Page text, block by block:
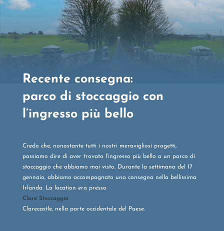
Recente consegna:
parco di stoccaggio con
l’ingresso più bello
Credo che, nonostante tutti i nostri meravigliosi progetti,
possiamo dire di aver trovato l’ingresso più bello a un parco di
stoccaggio che abbiamo mai visto. Durante la settimana del 17
gennaio, abbiamo accompagnato una consegna nella bellissima
Irlanda. La location era presso
Clare Stoccaggio
Clarecastle, nella parte occidentale del Paese.